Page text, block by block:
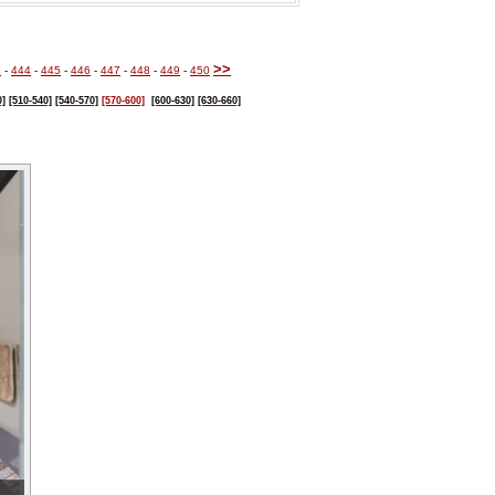
- 444 - 445 - 446 - 447 - 448 - 449 - 450 >>
[510-540] [540-570] [570-600] [600-630] [630-660]